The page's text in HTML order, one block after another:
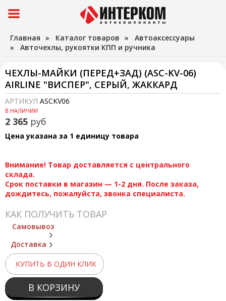
Главная » Каталог товаров » Автоаксессуары
» Авточехлы, рукоятки КПП и ручника
ЧЕХЛЫ-МАЙКИ (ПЕРЕД+ЗАД) (ASC-KV-06)
AIRLINE "ВИСПЕР", СЕРЫЙ, ЖАККАРД
АРТИКУЛ ASCKV06
В НАЛИЧИИ
2 365 руб
Цена указана за 1 единицу товара
Внимание! Товар доставляется с центрального
склада.
Срок поставки в магазин — 1-2 дня. После заказа,
дождитесь, пожалуйста, звонка специалиста.
КАК ПОЛУЧИТЬ ТОВАР
Самовывоз
Доставка
КУПИТЬ В ОДИН КЛИК
В КОРЗИНУ